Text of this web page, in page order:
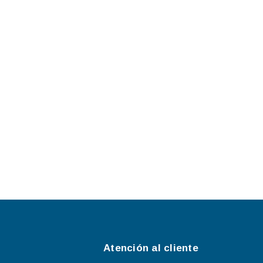
Atención al cliente